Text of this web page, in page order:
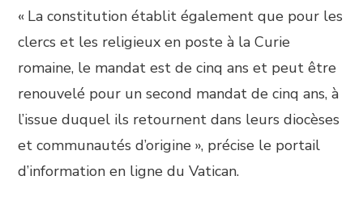
« La constitution établit également que pour les
clercs et les religieux en poste à la Curie
romaine, le mandat est de cinq ans et peut être
renouvelé pour un second mandat de cinq ans, à
l’issue duquel ils retournent dans leurs diocèses
et communautés d’origine », précise le portail
d’information en ligne du Vatican.